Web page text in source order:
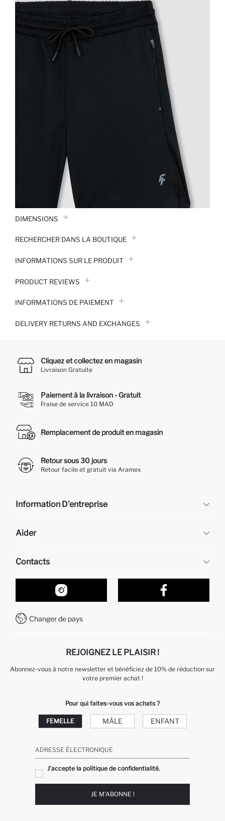
DIMENSIONS
RECHERCHER DANS LA BOUTIQUE
INFORMATIONS SUR LE PRODUIT
PRODUCT REVIEWS
INFORMATIONS DE PAIEMENT
DELIVERY RETURNS AND EXCHANGES
Cliquez et collectez en magasin
Livraison Gratuite
Paiement à la livraison - Gratuit
Fraise de service 10 MAD
Remplacement de produit en magasin
Retour sous 30 jours
Retour facile et gratuit via Aramex
Information D'entreprise
À propos de nous
Aider
Retour et changement
Suivi de la Commande
Comment acheter sur DeFacto ?
Comment payer sur DeFacto?
Contacts
Nos Magasins
Formulaire de contact
Service Client +212 525 076 633
Changer de pays
REJOIGNEZ LE PLAISIR !
Abonnez-vous à notre newsletter et bénéficiez de 10% de réduction sur
votre premier achat !
Pour qui faites-vous vos achats ?
FEMELLE MÂLE ENFANT
ADRESSE ÉLECTRONIQUE
J'accepte la politique de confidentialité.
JE M'ABONNE !